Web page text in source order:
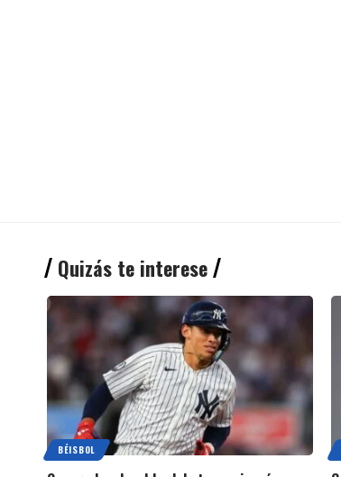
Quizás te interese
BÉISBOL